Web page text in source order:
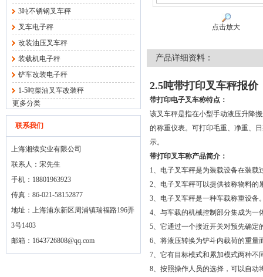
3吨不锈钢叉车秤
叉车电子秤
改装油压叉车秤
装载机电子秤
铲车改装电子秤
1-5吨柴油叉车改装秤
更多分类
联系我们
上海湘续实业有限公司
联系人：宋先生
手机：18801963923
传真：86-021-58152877
地址：上海浦东新区周浦镇瑞福路196弄
3号1403
邮箱： 1643726808@qq.com
点击放大
产品详细资料：
2.5吨带打印叉车秤报价
带打印电子叉车称特点：
该叉车秤是指在小型手动液压升降
的称重仪表。可打印毛重、净重、
示。
带打印叉车称产品简介：
1、电子叉车秤是为装载设备在装
2、电子叉车秤可以提供被称物料的
3、电子叉车秤是一种车载称重设备
4、与车载的机械控制部分集成为一
5、它通过一个接近开关对预先确定
6、将液压转换为铲斗内载荷的重量
7、它有目标模式和累加模式两种不
8、按照操作人员的选择，可以自动